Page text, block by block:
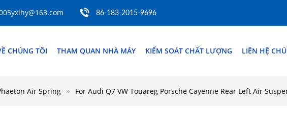
86-183-2015-9696
CHÚNG TÔI THAM QUAN NHÀ MÁY KIỂM SOÁT CHẤT LƯỢNG LIÊN HỆ
Air Spring For Audi Q7 VW Touareg Porsche Cayenne Rear Left Air